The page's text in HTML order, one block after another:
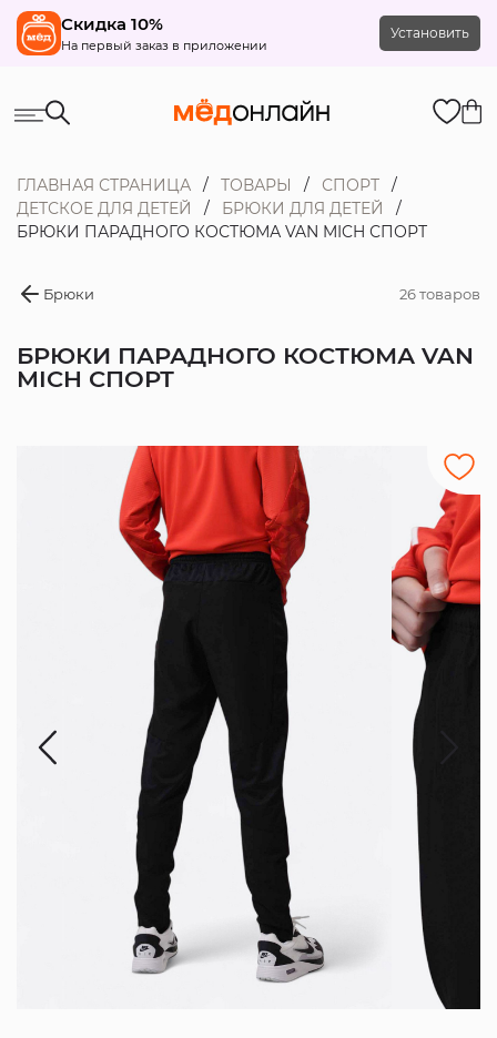
Скидка 10%
На первый заказ в приложении
Установить
ГЛАВНАЯ СТРАНИЦА ТОВАРЫ
СПОРТ
ДЕТСКОЕ ДЛЯ ДЕТЕЙ
БРЮКИ ДЛЯ ДЕТЕЙ
БРЮКИ ПАРАДНОГО КОСТЮМА VAN MICH СПОРТ
Брюки 26 товаров
БРЮКИ ПАРАДНОГО КОСТЮМА VAN
MICH СПОРТ